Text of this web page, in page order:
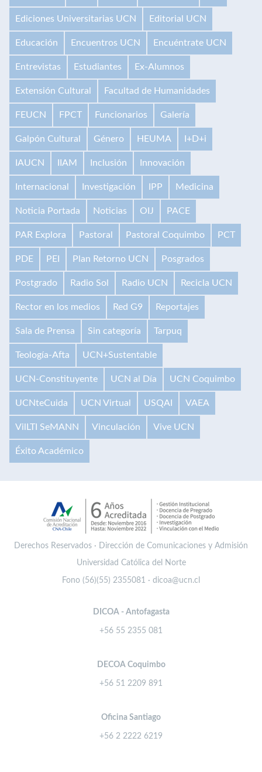
Ediciones Universitarias UCN Editorial UCN
Educación Encuentros UCN Encuéntrate UCN
Entrevistas Estudiantes Ex-Alumnos
Extensión Cultural Facultad de Humanidades
FEUCN FPCT Funcionarios Galería
Galpón Cultural Género HEUMA I+D+i
IAUCN IIAM Inclusión Innovación
Internacional Investigación IPP Medicina
Noticia Portada Noticias OIJ PACE
PAR Explora Pastoral Pastoral Coquimbo PCT
PDE PEI Plan Retorno UCN Posgrados
Postgrado Radio Sol Radio UCN Recicla UCN
Rector en los medios Red G9 Reportajes
Sala de Prensa Sin categoría Tarpuq
Teología-Afta UCN+Sustentable
UCN-Constituyente UCN al Día UCN Coquimbo
UCNteCuida UCN Virtual USQAI VAEA
VilLTI SeMANN Vinculación Vive UCN
Éxito Académico
Derechos Reservados · Dirección de Comunicaciones y Admisión
Universidad Católica del Norte
Fono (56)(55) 2355081 · dicoa@ucn.cl
DICOA - Antofagasta
+56 55 2355 081
DECOA Coquimbo
+56 51 2209 891
Oficina Santiago
+56 2 2222 6219